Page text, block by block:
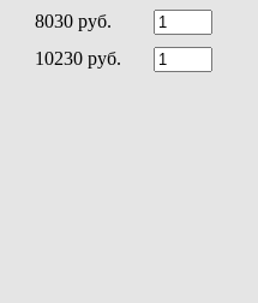
8030 руб.
10230 руб.